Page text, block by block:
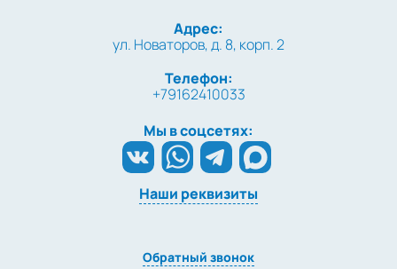
Адрес:
ул. Новаторов, д. 8, корп. 2
Телефон:
+79162410033
Мы в соцсетях:
Наши реквизиты
Обратный звонок